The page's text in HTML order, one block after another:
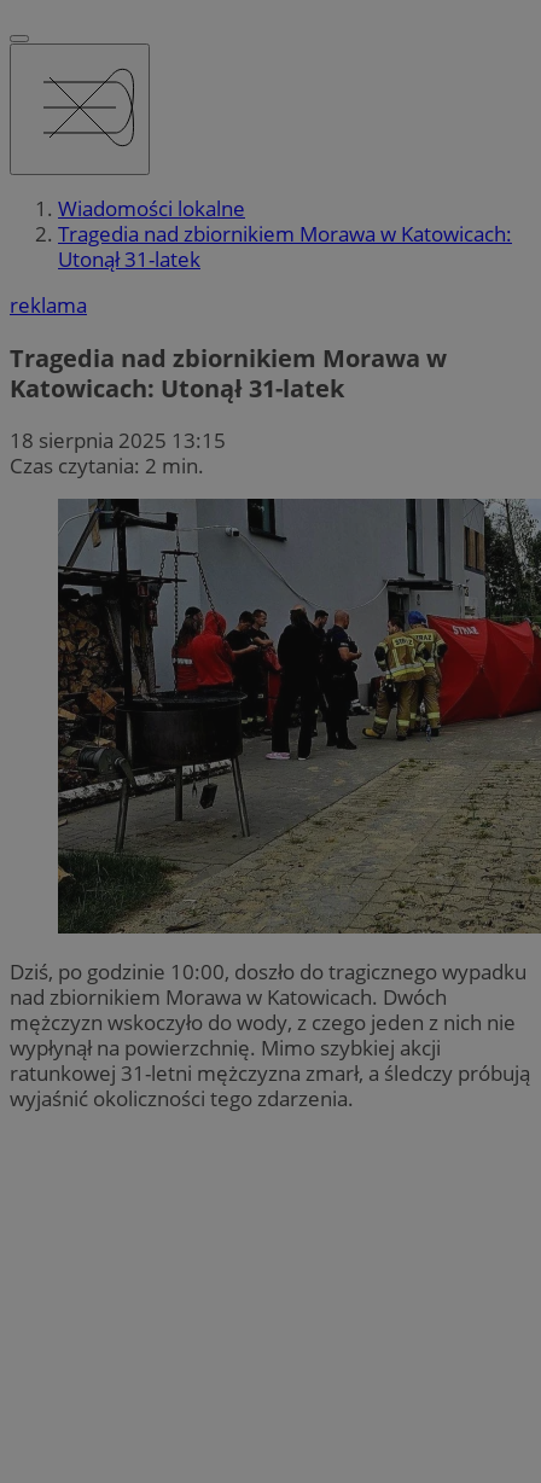
Wiadomości lokalne
Tragedia nad zbiornikiem Morawa w Katowicach:
Utonął 31-latek
reklama
Tragedia nad zbiornikiem Morawa w
Katowicach: Utonął 31-latek
18 sierpnia 2025 13:15
Czas czytania: 2 min.
Dziś, po godzinie 10:00, doszło do tragicznego wypadku
nad zbiornikiem Morawa w Katowicach. Dwóch
mężczyzn wskoczyło do wody, z czego jeden z nich nie
wypłynął na powierzchnię. Mimo szybkiej akcji
ratunkowej 31-letni mężczyzna zmarł, a śledczy próbują
wyjaśnić okoliczności tego zdarzenia.